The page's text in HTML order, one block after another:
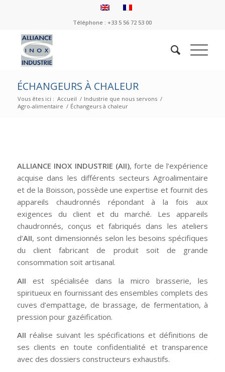
Téléphone : +33 5 56 72 53 00
ÉCHANGEURS À CHALEUR
Vous êtes ici : Accueil / Industrie que nous servons /
Agro-alimentaire / Échangeurs à chaleur
ALLIANCE INOX INDUSTRIE (AII), forte de l’expérience
acquise dans les différents secteurs Agroalimentaire
et de la Boisson, possède une expertise et fournit des
appareils chaudronnés répondant à la fois aux
exigences du client et du marché. Les appareils
chaudronnés, conçus et fabriqués dans les ateliers
d’AII, sont dimensionnés selon les besoins spécifiques
du client fabricant de produit soit de grande
consommation soit artisanal.
AII est spécialisée dans la micro brasserie, les
spiritueux en fournissant des ensembles complets des
cuves d’empattage, de brassage, de fermentation, à
pression pour gazéification.
AII réalise suivant les spécifications et définitions de
ses clients en toute confidentialité et transparence
avec des dossiers constructeurs exhaustifs.